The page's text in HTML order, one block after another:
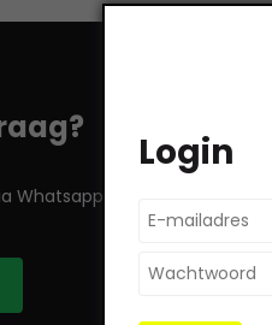
Login
Whatsapp!